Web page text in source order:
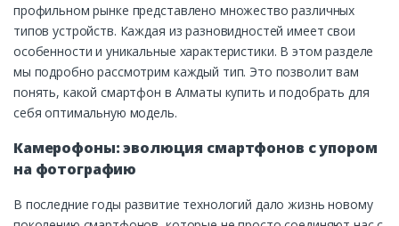
профильном рынке представлено множество различных
типов устройств. Каждая из разновидностей имеет свои
особенности и уникальные характеристики. В этом разделе
мы подробно рассмотрим каждый тип. Это позволит вам
понять, какой смартфон в Алматы купить и подобрать для
себя оптимальную модель.
Камерофоны: эволюция смартфонов с упором
на фотографию
В последние годы развитие технологий дало жизнь новому